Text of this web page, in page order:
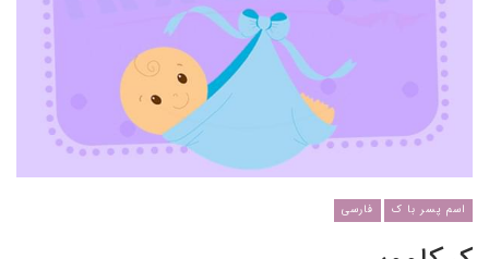
اسم پسر با ک فارسی